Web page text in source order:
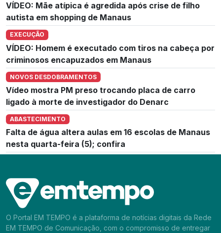
VÍDEO: Mãe atípica é agredida após crise de filho
autista em shopping de Manaus
EXECUÇÃO
VÍDEO: Homem é executado com tiros na cabeça por
criminosos encapuzados em Manaus
NOVOS DESDOBRAMENTOS
Vídeo mostra PM preso trocando placa de carro
ligado à morte de investigador do Denarc
ABASTECIMENTO
Falta de água altera aulas em 16 escolas de Manaus
nesta quarta-feira (5); confira
O Portal EM TEMPO é a plataforma de notícias digitais da Rede
EM TEMPO de Comunicação, com o compromisso de entregar